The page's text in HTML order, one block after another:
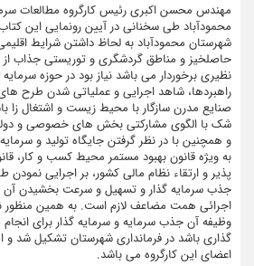
مهندس محسن اکبری رئیس کارگروه مطالعات
محمودآباد طی سخنانی در آیین رونمایی این
شهرستان محمودآباد به لحاظ داشتن شرایط
حاصلخیز و مناطق گردشگری و توریستی جذاب از
نظیری برخوردار می باشد نیاز بود در حوزه سرمایه
راهبردها، شاهد اجرایی و عملیاتی شدن طرح
صنایع مدرن سازگار با محیط زیست و اشتغال زا
شک با الگوی مشارکتی بخش های خصوصی و
و همچنین با در نظر گرفتن جایگاه تولید و
به ویژه قانون بهبود مستمر محیط کسب و کار،
پذیر و ارتقاء نظام مالی کشور، بر اجرایی
جذب سرمایه گذار و تسهیل و سرعت بخشیدن آن
اجرائی همت مضاعف لازم است. به همین منظور
وظیفه آن جذب سرمایه و سرمایه گذار برای انجام
گذاری باشد در فرمانداری شهرستان تشکیل شد
اعضای این کارگروه می باشد.